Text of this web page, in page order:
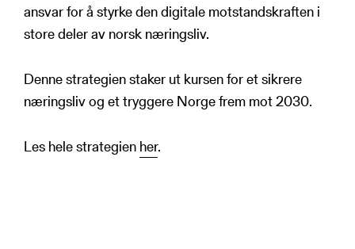
ansvar for å styrke den digitale motstandskraften i
store deler av norsk næringsliv.
Denne strategien staker ut kursen for et sikrere
næringsliv og et tryggere Norge frem mot 2030.
Les hele strategien her.